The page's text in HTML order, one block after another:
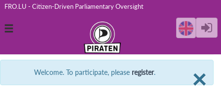
FRO.LU - Citizen-Driven Parliamentary Oversight
Toggle
×
Welcome. To participate, please register.